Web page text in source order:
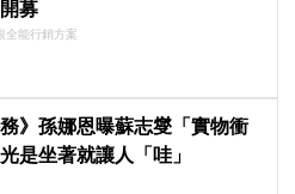
募
全能行銷方案
務》孫娜恩曝蘇志燮「實物衝
是坐著就讓人「哇」